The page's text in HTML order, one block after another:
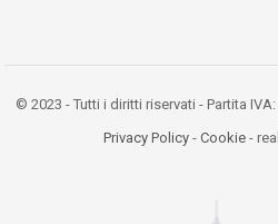
© 2023 - Tutti i diritti riservati - Partita
Privacy Policy- Cookie-